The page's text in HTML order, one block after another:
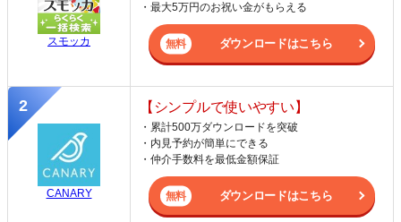
スモッカ
・最大5万円のお祝い金がもらえる
ダウンロードはこちら
CANARY
【シンプルで使いやすい】
・累計500万ダウンロードを突破
・内見予約が簡単にできる
・仲介手数料を最低金額保証
ダウンロードはこちら